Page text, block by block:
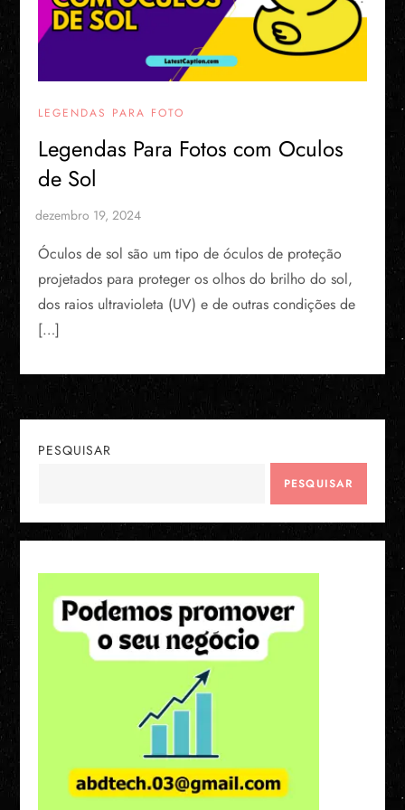
LEGENDAS PARA FOTO
Legendas Para Fotos com Oculos
de Sol​
Óculos de sol são um tipo de óculos de proteção
projetados para proteger os olhos do brilho do sol,
dos raios ultravioleta (UV) e de outras condições de
[…]
PESQUISAR
PESQUISAR